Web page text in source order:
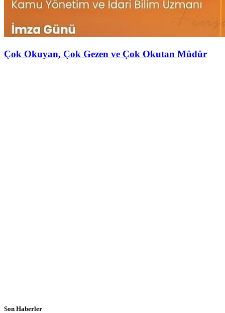
Çok Okuyan, Çok Gezen ve Çok Okutan Müdür
Son Haberler